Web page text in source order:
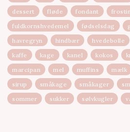
dessert
fløde fondant
fuldkornshvedemel
fødselsdag
havregryn
hindbær hvedebolle
kaffe
kage kanel kokos
marcipan
mel muffins mælk
sirup
småkage småkager
sommer
sukker sølvkugler